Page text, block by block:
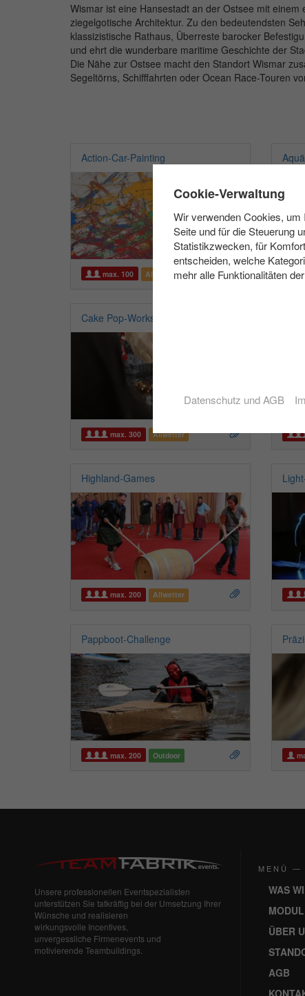
Wismar ist eine Hansestadt an der Ostsee mit
ziegelgotische Architektur. Zu den bedeutendsten
klassizistische Rathaus, Überreste barocker
und ehrt die wunderbare maritime Geschichte der
Die Nähe zur Ostsee macht den Standort Wismar
Segeltörns, Schifffahrten oder Ocean Race-Touren
Action-Car-Painting
max. 100 Allwetter
Cake Pop-Workshop
max. 300 Allwetter
Highland-Games
max. 200 Allwetter
Pappboot-Challenge
max. 200 Outdoor
Unsere professionellen Eventspezialisten
unterstützen Sie tatkräftig bei der Umsetzung Ihrer
Wünsche und realisieren
wirkungsvolle Incentives,
unvergessliche Firmenevents und
motivierende Teambuildings.
MENÜ —
WAS
ÜBER
AGB
Cookie-Verwaltung
Wir verwenden Cookies, um
Seite und für die Steuerung
Statistikzwecken, für
entscheiden, welche
mehr alle Funktionalitäten
Datenschutz und AGB